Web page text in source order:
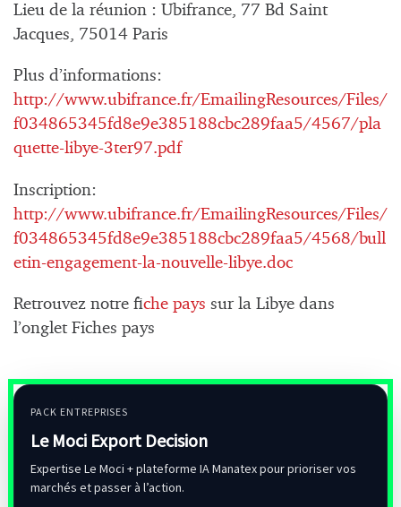
Lieu de la réunion : Ubifrance, 77 Bd Saint
Jacques, 75014 Paris
Plus d’informations:
http://www.ubifrance.fr/EmailingResources/Files/
f034865345fd8e9e385188cbc289faa5/4567/pla
quette-libye-3ter97.pdf
Inscription:
http://www.ubifrance.fr/EmailingResources/Files/
f034865345fd8e9e385188cbc289faa5/4568/bull
etin-engagement-la-nouvelle-libye.doc
Retrouvez notre fiche pays sur la Libye dans
l’onglet Fiches pays
PACK ENTREPRISES
Le Moci Export Decision
Expertise Le Moci + plateforme IA Manatex pour prioriser vos
marchés et passer à l’action.